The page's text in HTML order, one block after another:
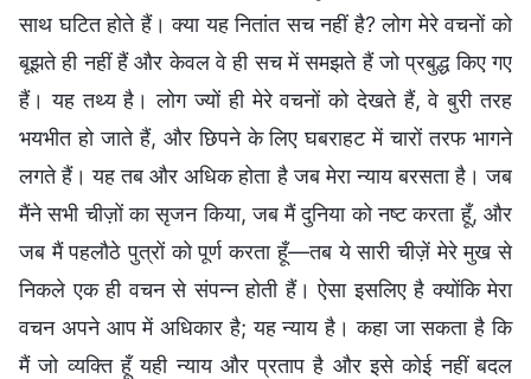
साथ घटित होते हैं। क्या यह नितांत सच नहीं है? लोग मेरे वचनों को
बूझते ही नहीं हैं और केवल वे ही सच में समझते हैं जो प्रबुद्ध किए गए
हैं। यह तथ्य है। लोग ज्यों ही मेरे वचनों को देखते हैं, वे बुरी तरह
भयभीत हो जाते हैं, और छिपने के लिए घबराहट में चारों तरफ भागने
लगते हैं। यह तब और अधिक होता है जब मेरा न्याय बरसता है। जब
मैंने सभी चीज़ों का सृजन किया, जब मैं दुनिया को नष्ट करता हूँ, और
जब मैं पहलौठे पुत्रों को पूर्ण करता हूँ—तब ये सारी चीज़ें मेरे मुख से
निकले एक ही वचन से संपन्न होती हैं। ऐसा इसलिए है क्योंकि मेरा
वचन अपने आप में अधिकार है; यह न्याय है। कहा जा सकता है कि
मैं जो व्यक्ति हूँ यही न्याय और प्रताप है और इसे कोई नहीं बदल